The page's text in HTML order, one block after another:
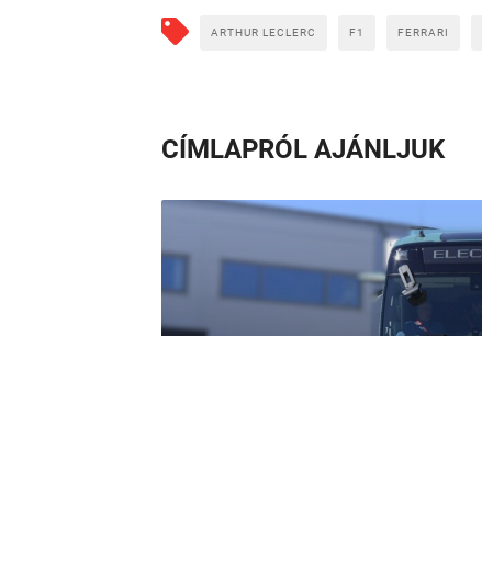
ARTHUR LECLERC F1 FERRARI
CÍMLAPRÓL AJÁNLJUK